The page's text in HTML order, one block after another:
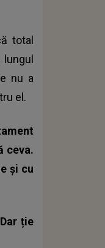
total
nu a
el.
ceva.
și cu
ție